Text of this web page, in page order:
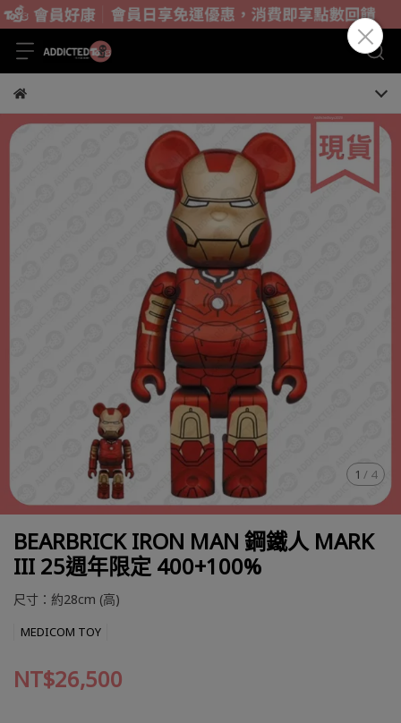
1 / 4
BEARBRICK IRON MAN 鋼鐵人 MARK
III 25週年限定 400+100%
尺寸：約28cm (高)
MEDICOM TOY
NT$26,500